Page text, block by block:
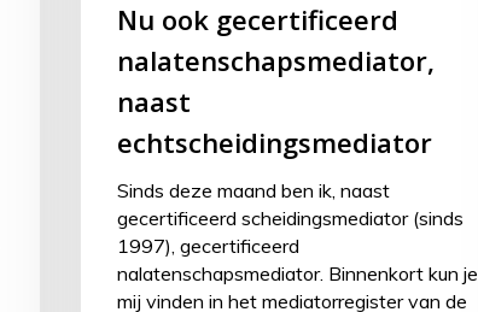
Nu ook gecertificeerd
nalatenschapsmediator,
naast
echtscheidingsmediator
Sinds deze maand ben ik, naast
gecertificeerd scheidingsmediator (sinds
1997), gecertificeerd
nalatenschapsmediator. Binnenkort kun je
mij vinden in het mediatorregister van de